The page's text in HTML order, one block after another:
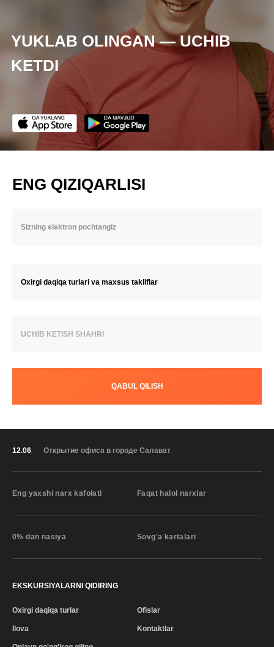
YUKLAB OLINGAN — UCHIB
KETDI
ENG QIZIQARLISI
Oxirgi daqiqa turlari va maxsus takliflar
UCHIB KETISH SHAHRI
QABUL QILISH
12.06 Открытие офиса в городе Салават
Eng yaxshi narx kafolati Faqat halol narxlar
0% dan nasiya Sovg'a kartalari
EKSKURSIYALARNI QIDIRING
Oxirgi daqiqa turlar
Ilova
Ofislar
Kontaktlar